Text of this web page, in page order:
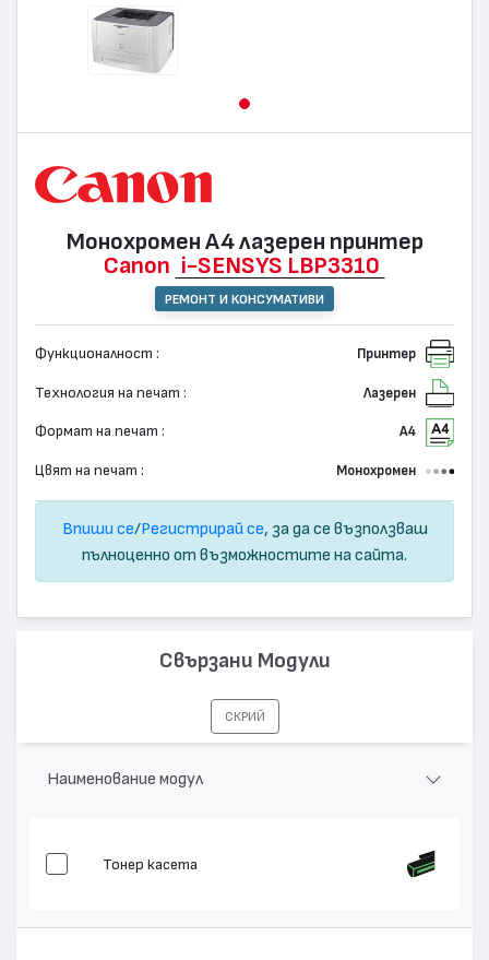
Монохромен А4 лазерен принтер
Canon i-SENSYS LBP3310
РЕМОНТ И КОНСУМАТИВИ
Функционалност : Принтер
Технология на печат : Лазерен
Формат на печат : А4
Цвят на печат : Монохромен
Впиши се/Регистрирай се, за да се възползваш
пълноценно от възможностите на сайта.
Свързани Модули
СКРИЙ
Наименование модул
Тонер касета